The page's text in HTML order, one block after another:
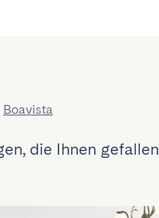
Boavista
die Ihnen gefallen